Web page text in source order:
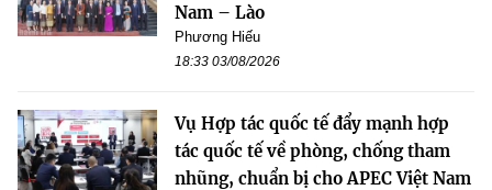
Nam – Lào
Phương Hiếu
18:33 03/08/2026
Vụ Hợp tác quốc tế đẩy mạnh hợp
tác quốc tế về phòng, chống tham
nhũng, chuẩn bị cho APEC Việt Nam